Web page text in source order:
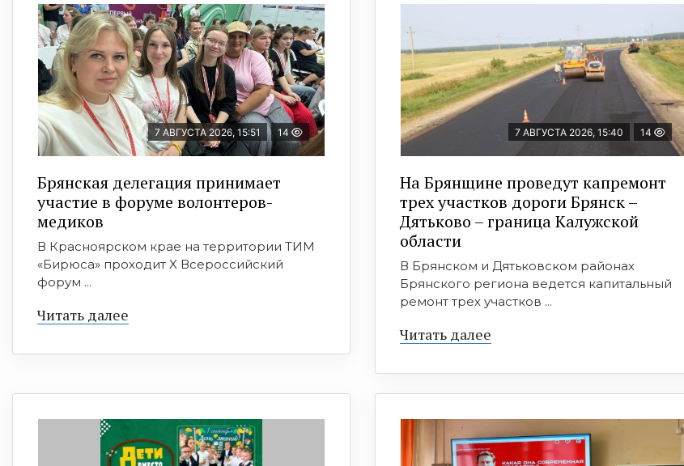
7 АВГУСТА 2026, 15:51 14
Брянская делегация принимает
участие в форуме волонтеров-
медиков
В Красноярском крае на территории ТИМ
«Бирюса» проходит X Всероссийский
форум ...
Читать далее
7 АВГУСТА 2026, 15:40 14
На Брянщине проведут капремонт
трех участков дороги Брянск –
Дятьково – граница Калужской
области
В Брянском и Дятьковском районах
Брянского региона ведется капитальный
ремонт трех участков ...
Читать далее